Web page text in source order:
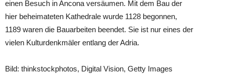
einen Besuch in Ancona versäumen. Mit dem Bau der
hier beheimateten Kathedrale wurde 1128 begonnen,
1189 waren die Bauarbeiten beendet. Sie ist nur eines der
vielen Kulturdenkmäler entlang der Adria.
Bild: thinkstockphotos, Digital Vision, Getty Images